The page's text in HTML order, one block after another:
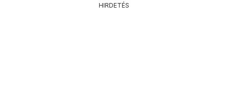
HIRDETÉS